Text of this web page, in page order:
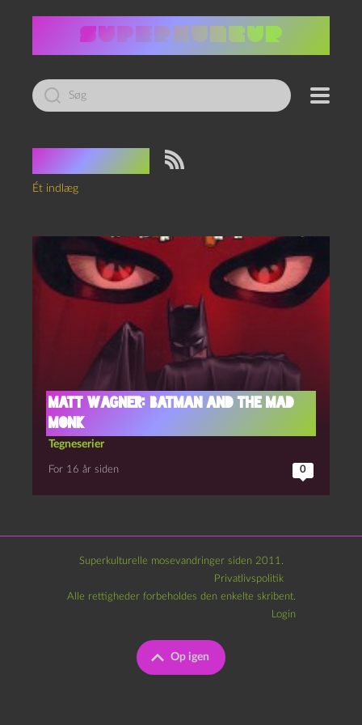
Led
efter:
Tag:Sekt
Ét indlæg
Matt Wagner: Batman and the Mad
Monk
Tegneserier
For 16 år siden 0
Superkulturelle mosevandringer siden 2011.
Privatlivspolitik
Op igen
Alle rettigheder forbeholdes den enkelte skribent.
Login